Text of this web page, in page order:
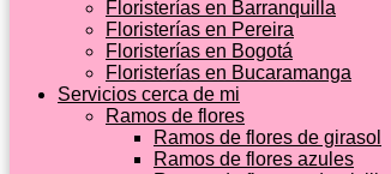
Floristerías en Barranquilla
Floristerías en Pereira
Floristerías en Bogotá
Floristerías en Bucaramanga
Servicios cerca de mi
Ramos de flores
Ramos de flores de girasol
Ramos de flores azules